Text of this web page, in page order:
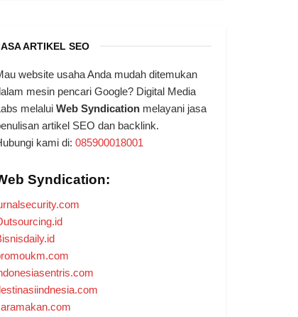
ARTIKEL SEO
website usaha Anda mudah ditemukan
mesin pencari Google? Digital Media
melalui Web Syndication melayani jasa
artikel SEO dan backlink.
kami di: 085900018001
Syndication: